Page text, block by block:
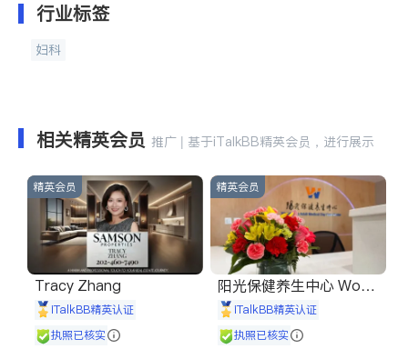
行业标签
妇科
相关精英会员 推广 | 基于iTalkBB精英会员，进行展示
精英会员
Tracy Zhang
iTalkBB精英认证
执照已核实
精英会员
阳光保健养生中心 World
shine
iTalkBB精英认证
执照已核实